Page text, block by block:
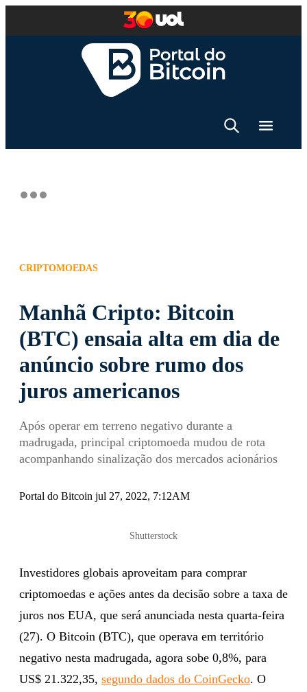
CRIPTOMOEDAS
Manhã Cripto: Bitcoin
(BTC) ensaia alta em dia de
anúncio sobre rumo dos
juros americanos
Após operar em terreno negativo durante a
madrugada, principal criptomoeda mudou de rota
acompanhando sinalização dos mercados acionários
Portal do Bitcoin jul 27, 2022, 7:12AM
Shutterstock
Investidores globais aproveitam para comprar
criptomoedas e ações antes da decisão sobre a taxa de
juros nos EUA, que será anunciada nesta quarta-feira
(27). O Bitcoin (BTC), que operava em território
negativo nesta madrugada, agora sobe 0,8%, para
US$ 21.322,35, segundo dados do CoinGecko. O